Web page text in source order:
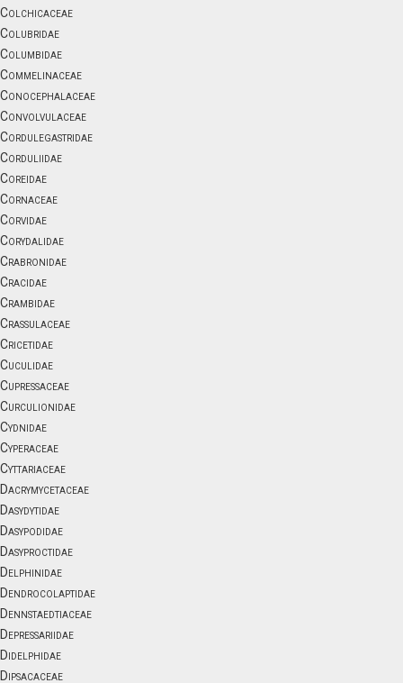
Colchicaceae
Colubridae
Columbidae
Commelinaceae
Conocephalaceae
Convolvulaceae
Cordulegastridae
Corduliidae
Coreidae
Cornaceae
Corvidae
Corydalidae
Crabronidae
Cracidae
Crambidae
Crassulaceae
Cricetidae
Cuculidae
Cupressaceae
Curculionidae
Cydnidae
Cyperaceae
Cyttariaceae
Dacrymycetaceae
Dasydytidae
Dasypodidae
Dasyproctidae
Delphinidae
Dendrocolaptidae
Dennstaedtiaceae
Depressariidae
Didelphidae
Dipsacaceae